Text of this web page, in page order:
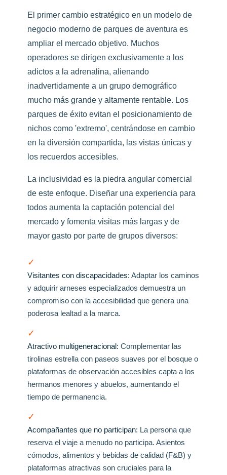
El primer cambio estratégico en un modelo de
negocio moderno de parques de aventura es
ampliar el mercado objetivo. Muchos
operadores se dirigen exclusivamente a los
adictos a la adrenalina, alienando
inadvertidamente a un grupo demográfico
mucho más grande y altamente rentable. Los
parques de éxito evitan el posicionamiento de
nichos como 'extremo', centrándose en cambio
en la diversión compartida, las vistas únicas y
los recuerdos accesibles.
La inclusividad es la piedra angular comercial
de este enfoque. Diseñar una experiencia para
todos aumenta la captación potencial del
mercado y fomenta visitas más largas y de
mayor gasto por parte de grupos diversos:
✓
Visitantes con discapacidades: Adaptar los caminos
y adquirir arneses especializados demuestra un
compromiso con la accesibilidad que genera una
poderosa lealtad a la marca.
✓
Atractivo multigeneracional: Complementar las
tirolinas estrella con paseos suaves por el bosque o
plataformas de observación accesibles capta a los
hermanos menores y abuelos, aumentando el
tiempo de permanencia.
✓
Acompañantes que no participan: La persona que
reserva el viaje a menudo no participa. Asientos
cómodos, alimentos y bebidas de calidad (F&B) y
plataformas atractivas son cruciales para la